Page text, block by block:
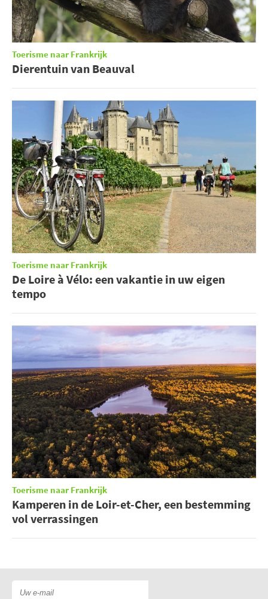
Toerisme naar Frankrijk
Dierentuin van Beauval
Toerisme naar Frankrijk
De Loire à Vélo: een vakantie in uw eigen
tempo
Toerisme naar Frankrijk
Kamperen in de Loir-et-Cher, een bestemming
vol verrassingen